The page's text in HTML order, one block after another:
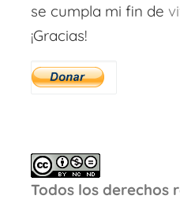
se cumpla mi fin de
¡Gracias!
Todos los derechos